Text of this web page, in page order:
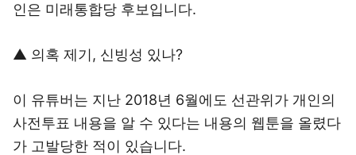
인은 미래통합당 후보입니다.
▲ 의혹 제기, 신빙성 있나?
이 유튜버는 지난 2018년 6월에도 선관위가 개인의
사전투표 내용을 알 수 있다는 내용의 웹툰을 올렸다
가 고발당한 적이 있습니다.